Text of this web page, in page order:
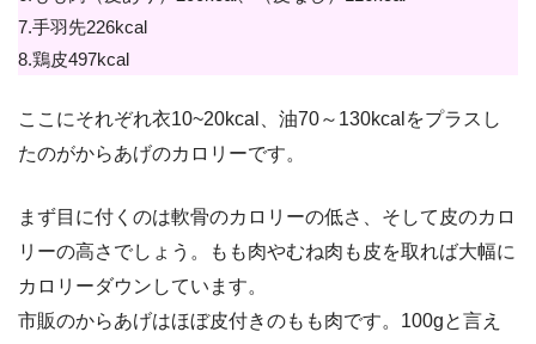
7.手羽先226kcal
8.鶏皮497kcal
ここにそれぞれ衣10~20kcal、油70～130kcalをプラスし
たのがからあげのカロリーです。
まず目に付くのは軟骨のカロリーの低さ、そして皮のカロ
リーの高さでしょう。もも肉やむね肉も皮を取れば大幅に
カロリーダウンしています。
市販のからあげはほぼ皮付きのもも肉です。100gと言え